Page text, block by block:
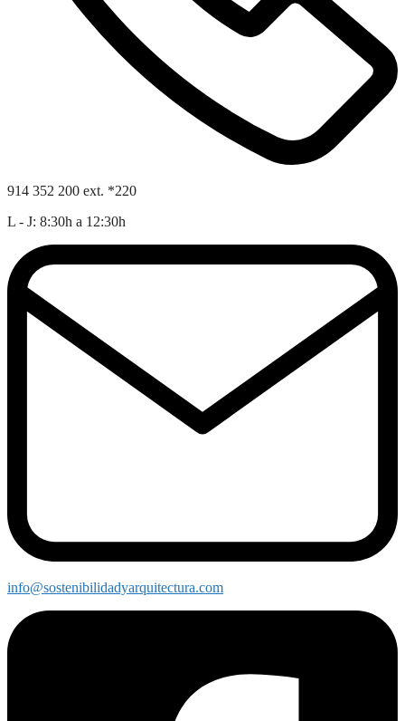
914 352 200 ext. *220
L - J: 8:30h a 12:30h
info@sostenibilidadyarquitectura.com